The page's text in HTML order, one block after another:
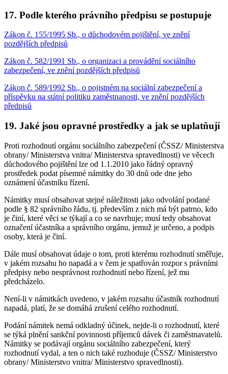
17. Podle kterého právního předpisu se postupuje
Zákon č. 155/1995 Sb., o důchodovém pojištění, ve znění
pozdějších předpisů
Zákon č. 582/1991 Sb., o organizaci a provádění sociálního
zabezpečení, ve znění pozdějších předpisů
Zákon č. 589/1992 Sb., o pojistném na sociální zabezpečení a
příspěvku na státní politiku zaměstnanosti, ve znění pozdějších
předpisů
19. Jaké jsou opravné prostředky a jak se uplatňují
Proti rozhodnutí orgánu sociálního zabezpečení (ČSSZ/ Ministerstva
obrany/ Ministerstva vnitra/ Ministerstva spravedlnosti) ve věcech
důchodového pojištění lze od 1.1.2010 jako řádný opravný
prostředek podat písemné námitky do 30 dnů ode dne jeho
oznámení účastníku řízení.
Námitky musí obsahovat stejné náležitosti jako odvolání podané
podle § 82 správního řádu, tj. především z nich má být patrno, kdo
je činí, které věci se týkají a co se navrhuje; musí tedy obsahovat
označení účastníka a správního orgánu, jemuž je určeno, a podpis
osoby, která je činí.
Dále musí obsahovat údaje o tom, proti kterému rozhodnutí směřuje,
v jakém rozsahu ho napadá a v čem je spatřován rozpor s právními
předpisy nebo nesprávnost rozhodnutí nebo řízení, jež mu
předcházelo.
Není-li v námitkách uvedeno, v jakém rozsahu účastník rozhodnutí
napadá, platí, že se domáhá zrušení celého rozhodnutí.
Podání námitek nemá odkladný účinek, nejde-li o rozhodnutí, které
se týká plnění sankční povinnosti příjemců dávek či zaměstnavatelů.
Námitky se podávají orgánu sociálního zabezpečení, který
rozhodnutí vydal, a ten o nich také rozhoduje (ČSSZ/ Ministerstvo
obrany/ Ministerstvo vnitra/ Ministerstvo spravedlnosti).